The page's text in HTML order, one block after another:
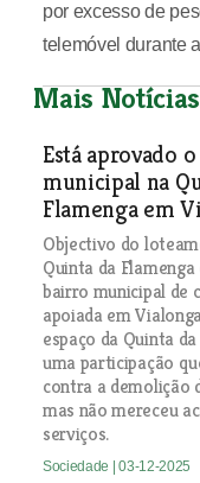
por excesso de
telemóvel durante
Mais Notícias
Está aprovado
municipal na
Flamenga em
Objectivo do
Quinta da
bairro municipal de
apoiada em
espaço da Quinta
uma participação
contra a demolição
mas não mereceu
serviços.
Sociedade | 03-12-2025